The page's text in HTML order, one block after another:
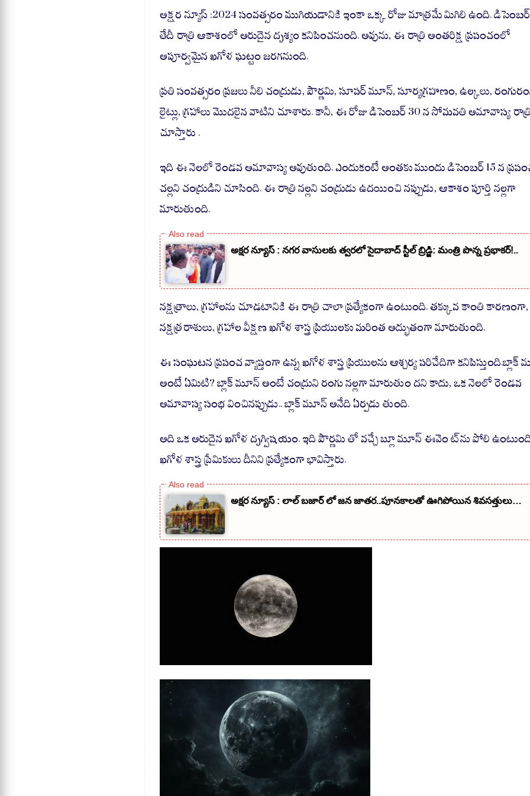
ts
A
pp
bo
okgr
a
m
re
అక్షర న్యూస్ :2024 సంవత్సరం ముగియడానికి ఇంకా ఒక్క రోజు మాత్రమే మిగిలి ఉంది.
తేదీ రాత్రి ఆకాశంలో అరుదైన దృశ్యం కనిపించనుంది. అవును, ఈ రాత్రి అంతరిక్ష ప్రపంచంలో
అపూర్వమైన ఖగోళ ఘట్టం జరగనుంది.
ప్రతి సంవత్సరం ప్రజలు నీలి చంద్రుడు, పౌర్ణమి, సూపర్ మూన్, సూర్యగ్రహణం, ఉల్కలు,
లైట్లు, గ్రహాలు మొదలైన వాటిని చూశారు. కానీ, ఈ రోజు డిసెంబర్ 30 న సోమవతి అమావాస్య
చూస్తారు .
ఇది ఈ నెలలో రెండవ అమావాస్య అవుతుంది. ఎందుకంటే అంతకు ముందు డిసెంబర్ 15 న
చల్లని చంద్రుడిని చూసింది. ఈ రాత్రి నల్లని చంద్రుడు ఉదయించి నప్పుడు, ఆకాశం పూర్తి నల్లగా
మారుతుంది.
అక్షర న్యూస్ : నగర వాసులకు త్వరలో సైదాబాద్ స్టీల్ బ్రిడ్జి: మంత్రి పొన్న ప్రభాకర్!..
నక్షత్రాలు, గ్రహాలను చూడటానికి ఈ రాత్రి చాలా ప్రత్యేకంగా ఉంటుంది. తక్కువ కాంతి కారణంగా,
నక్షత్రరాశులు, గ్రహాల వీక్షణ ఖగోళ శాస్త్ర ప్రియులకు మరింత అద్భుతంగా మారుతుంది.
ఈ సంఘటన ప్రపంచ వ్యాప్తంగా ఉన్న ఖగోళ శాస్త్ర ప్రియులను ఆశ్చర్య పరిచేదిగా కనిపిస్తుంది.బ్లాక్
అంటే ఏమిటి? బ్లాక్ మూన్ అంటే చంద్రుని రంగు నల్లగా మారుతుం దని కాదు, ఒక నెలలో రెండవ
అమావాస్య సంభ వించినప్పుడు.. బ్లాక్ మూన్ అనేది ఏర్పడు తుంది.
అది ఒక అరుదైన ఖగోళ దృగ్విషయం. ఇది పౌర్ణమి తో వచ్చే బ్లూ మూన్ ఈవెం ట్‌ను పోలి
ఖగోళ శాస్త్ర ప్రేమికులు దీనిని ప్రత్యేకంగా భావిస్తారు.
అక్షర న్యూస్ : లాల్ బజార్ లో జన జాతర..పూనకాలతో ఊగిపోయిన శివసత్తులు…